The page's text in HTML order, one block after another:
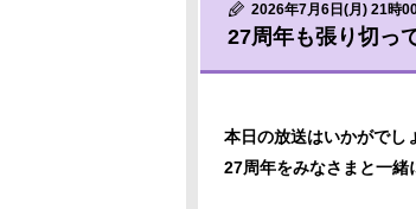
2026年7月6日(月) 21時
27周年も張り切っ
本日の放送はいかがでし
27周年をみなさまと一緒